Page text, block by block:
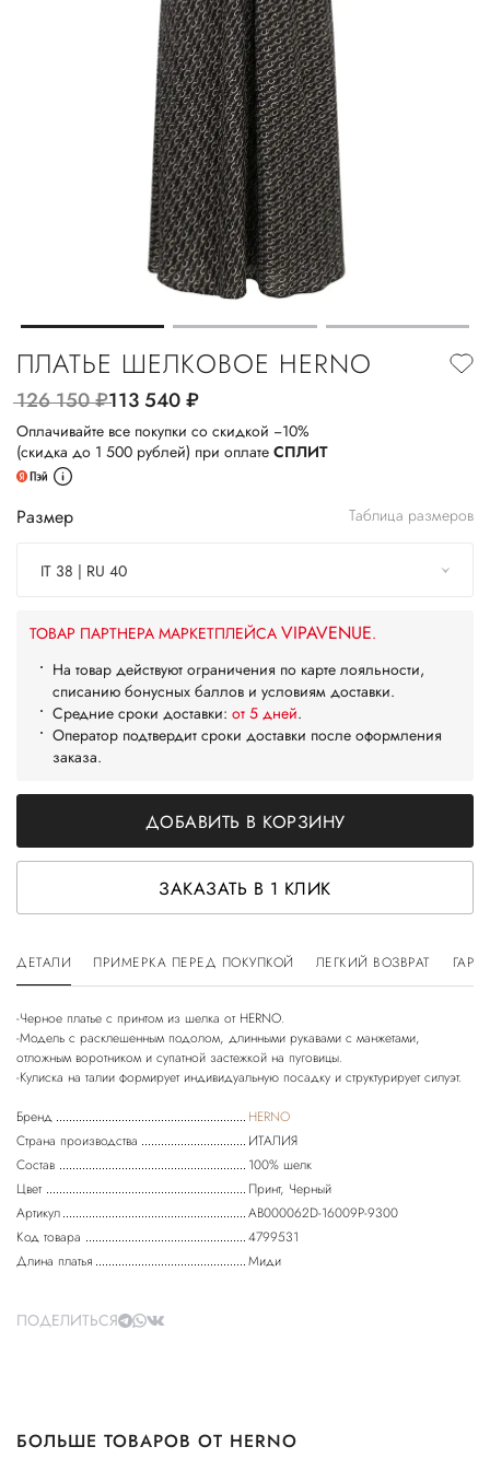
ПЛАТЬЕ ШЕЛКОВОЕ HERNO
126 150руб.113 540руб.
Оплачивайте все покупки со скидкой −10%
(скидка до 1 500 рублей) при оплате СПЛИТ
Размер Таблица размеров
IT 38 | RU 40
ТОВАР ПАРТНЕРА МАРКЕТПЛЕЙСА VIPAVENUE.
На товар действуют ограничения по карте лояльности,
списанию бонусных баллов и условиям доставки.
Средние сроки доставки: от 5 дней.
Оператор подтвердит сроки доставки после оформления
заказа.
ДОБАВИТЬ В КОРЗИНУ
ЗАКАЗАТЬ В 1 КЛИК
ДЕТАЛИ ПРИМЕРКА ПЕРЕД ПОКУПКОЙ ЛЕГКИЙ ВОЗВРАТ
-Черное платье с принтом из шелка от HERNO.
-Модель с расклешенным подолом, длинными рукавами с манжетами,
отложным воротником и супатной застежкой на пуговицы.
Бренд
HERNO
Страна производства
ИТАЛИЯ
Состав
100% шелк
Цвет
Принт, Черный
Артикул
AB000062D-16009P-9300
Код товара
4799531
Длина платья
Миди
ПОДЕЛИТЬСЯ
БОЛЬШЕ ТОВАРОВ ОТ HERNO